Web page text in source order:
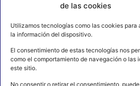
de las cookies
Utilizamos tecnologías como las cookies para
la información del dispositivo.
El consentimiento de estas tecnologías nos
como el comportamiento de navegación o las
este sitio.
No consentir o retirar el consentimiento,